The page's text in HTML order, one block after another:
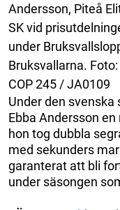
Andersson, Piteå
SK vid
under
Bruksvallarna.
COP 245 / JA0109
Under den
Ebba Andersson
hon tog dubbla
med sekunders
garanterat att bli
under säsongen